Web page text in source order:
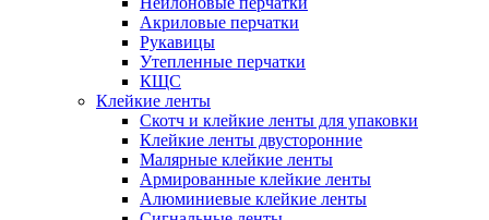
Акриловые перчатки
Рукавицы
Утепленные перчатки
КЩС
Клейкие ленты
Скотч и клейкие ленты для упаковки
Клейкие ленты двусторонние
Малярные клейкие ленты
Армированные клейкие ленты
Алюминиевые клейкие ленты